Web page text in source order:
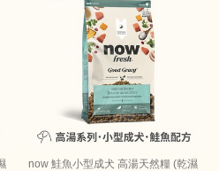
now 鮭魚小型成犬 高湯天然糧 (乾濕